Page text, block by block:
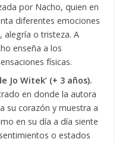
por Nacho, quien en
diferentes emociones
o tristeza. A
enseña a los
físicas.
Jo Witek’ (+ 3 años).
en donde la autora
su corazón y muestra a
en su día a día siente
o estados